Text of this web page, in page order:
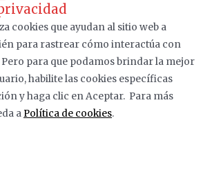
cookies que ayudan al sitio web a
para rastrear cómo interactúa con
Pero para que podamos brindar la mejor
habilite las cookies específicas
y haga clic en Aceptar. Para más
a Política de cookies.